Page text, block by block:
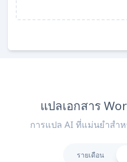
แปลเอกสาร
การแปล AI ที่แม่นยำสำห
รายเดือน